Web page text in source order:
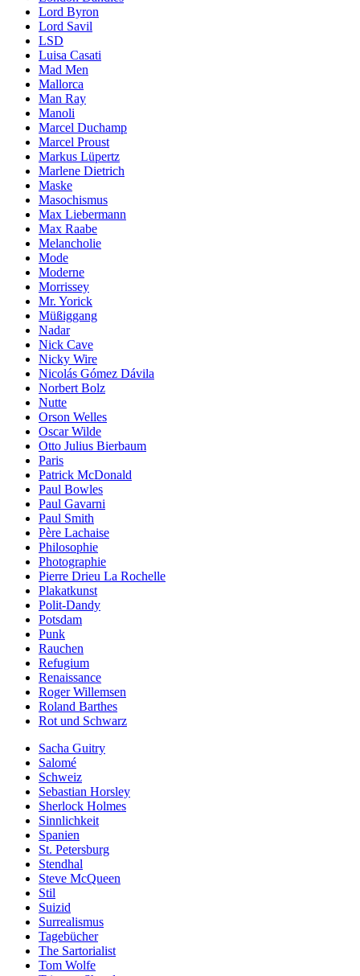
Lord Byron
Lord Savil
LSD
Luisa Casati
Mad Men
Mallorca
Man Ray
Manoli
Marcel Duchamp
Marcel Proust
Markus Lüpertz
Marlene Dietrich
Maske
Masochismus
Max Liebermann
Max Raabe
Melancholie
Mode
Moderne
Morrissey
Mr. Yorick
Müßiggang
Nadar
Nick Cave
Nicky Wire
Nicolás Gómez Dávila
Norbert Bolz
Nutte
Orson Welles
Oscar Wilde
Otto Julius Bierbaum
Paris
Patrick McDonald
Paul Bowles
Paul Gavarni
Paul Smith
Père Lachaise
Philosophie
Photographie
Pierre Drieu La Rochelle
Plakatkunst
Polit-Dandy
Potsdam
Punk
Rauchen
Refugium
Renaissance
Roger Willemsen
Roland Barthes
Rot und Schwarz
Sacha Guitry
Salomé
Schweiz
Sebastian Horsley
Sherlock Holmes
Sinnlichkeit
Spanien
St. Petersburg
Stendhal
Steve McQueen
Stil
Suizid
Surrealismus
Tagebücher
The Sartorialist
Tom Wolfe